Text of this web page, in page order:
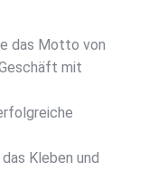
das Motto von
mit
Kleben und